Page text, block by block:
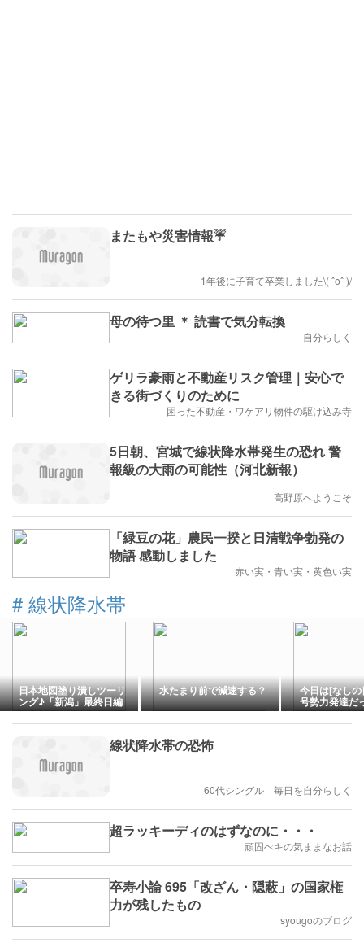
またもや災害情報☔️
1年後に子育て卒業しました\( ˆoˆ )/
母の待つ里 ＊ 読書で気分転換
自分らしく
ゲリラ豪雨と不動産リスク管理｜安心で
きる街づくりのために
困った不動産・ワケアリ物件の駆け込み寺
5日朝、宮城で線状降水帯発生の恐れ 警
報級の大雨の可能性（河北新報）
高野原へようこそ
「緑豆の花」農民一揆と日清戦争勃発の
物語 感動しました
赤い実・青い実・黄色い実
# 線状降水帯
日本地図塗り潰しツーリ
ング♪「新潟」最終日編
水たまり前で減速する？ 今日は[なし
号勢力発達だ
これが・・・
サクランボ(笑
線状降水帯の恐怖
60代シングル 毎日を自分らしく
超ラッキーディのはずなのに・・・
頑固ぺキの気ままなお話
卒寿小論 695「改ざん・隠蔽」の国家権
力が残したもの
syougoのブログ